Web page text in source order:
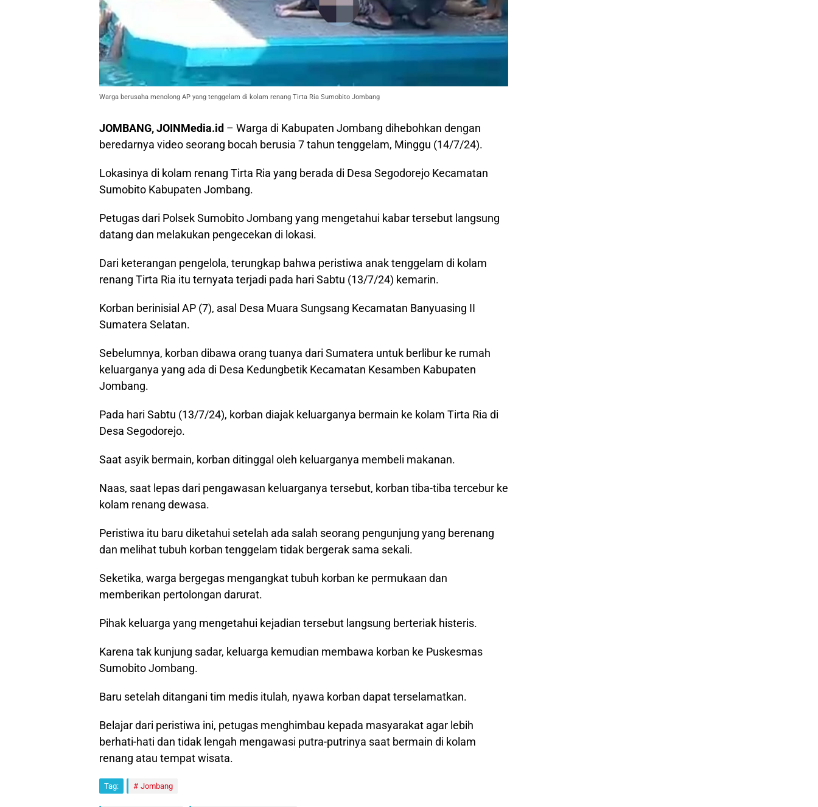
Warga berusaha menolong AP yang tenggelam di kolam renang Tirta Ria Sumobito Jombang
JOMBANG, JOINMedia.id – Warga di Kabupaten Jombang dihebohkan dengan
beredarnya video seorang bocah berusia 7 tahun tenggelam, Minggu (14/7/24).
Lokasinya di kolam renang Tirta Ria yang berada di Desa Segodorejo Kecamatan
Sumobito Kabupaten Jombang.
Petugas dari Polsek Sumobito Jombang yang mengetahui kabar tersebut langsung
datang dan melakukan pengecekan di lokasi.
Dari keterangan pengelola, terungkap bahwa peristiwa anak tenggelam di kolam
renang Tirta Ria itu ternyata terjadi pada hari Sabtu (13/7/24) kemarin.
Korban berinisial AP (7), asal Desa Muara Sungsang Kecamatan Banyuasing II
Sumatera Selatan.
Sebelumnya, korban dibawa orang tuanya dari Sumatera untuk berlibur ke rumah
keluarganya yang ada di Desa Kedungbetik Kecamatan Kesamben Kabupaten
Jombang.
Pada hari Sabtu (13/7/24), korban diajak keluarganya bermain ke kolam Tirta Ria di
Desa Segodorejo.
Saat asyik bermain, korban ditinggal oleh keluarganya membeli makanan.
Naas, saat lepas dari pengawasan keluarganya tersebut, korban tiba-tiba tercebur ke
kolam renang dewasa.
Peristiwa itu baru diketahui setelah ada salah seorang pengunjung yang berenang
dan melihat tubuh korban tenggelam tidak bergerak sama sekali.
Seketika, warga bergegas mengangkat tubuh korban ke permukaan dan
memberikan pertolongan darurat.
Pihak keluarga yang mengetahui kejadian tersebut langsung berteriak histeris.
Karena tak kunjung sadar, keluarga kemudian membawa korban ke Puskesmas
Sumobito Jombang.
Baru setelah ditangani tim medis itulah, nyawa korban dapat terselamatkan.
Belajar dari peristiwa ini, petugas menghimbau kepada masyarakat agar lebih
berhati-hati dan tidak lengah mengawasi putra-putrinya saat bermain di kolam
renang atau tempat wisata.
Tag: Jombang